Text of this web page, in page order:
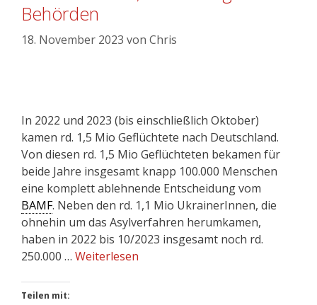
Behörden
18. November 2023 von Chris
In 2022 und 2023 (bis einschließlich Oktober)
kamen rd. 1,5 Mio Geflüchtete nach Deutschland.
Von diesen rd. 1,5 Mio Geflüchteten bekamen für
beide Jahre insgesamt knapp 100.000 Menschen
eine komplett ablehnende Entscheidung vom
BAMF. Neben den rd. 1,1 Mio UkrainerInnen, die
ohnehin um das Asylverfahren herumkamen,
haben in 2022 bis 10/2023 insgesamt noch rd.
250.000 … Weiterlesen
Teilen mit: